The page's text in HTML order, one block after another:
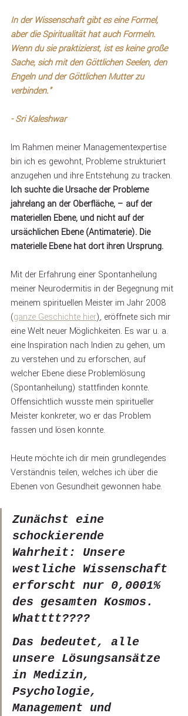
In der Wissenschaft gibt es eine Formel,
aber die Spiritualität hat auch Formeln.
Wenn du sie praktizierst, ist es keine große
Sache, sich mit den Göttlichen Seelen, den
Engeln und der Göttlichen Mutter zu
verbinden."
- Sri Kaleshwar
Im Rahmen meiner Managementexpertise
bin ich es gewohnt, Probleme strukturiert
anzugehen und ihre Entstehung zu tracken.
Ich suchte die Ursache der Probleme
jahrelang an der Oberfläche, – auf der
materiellen Ebene, und nicht auf der
ursächlichen Ebene (Antimaterie). Die
materielle Ebene hat dort ihren Ursprung.
Mit der Erfahrung einer Spontanheilung
meiner Neurodermitis in der Begegnung mit
meinem spirituellen Meister im Jahr 2008
(ganze Geschichte hier), eröffnete sich mir
eine Welt neuer Möglichkeiten. Es war u. a.
eine Inspiration nach Indien zu gehen, um
zu verstehen und zu erforschen, auf
welcher Ebene diese Problemlösung
(Spontanheilung) stattfinden konnte.
Offensichtlich wusste mein spiritueller
Meister konkreter, wo er das Problem
fassen und lösen konnte.
Heute möchte ich dir mein grundlegendes
Verständnis teilen, welches ich über die
Ebenen von Gesundheit gewonnen habe.
Zunächst eine
schockierende
Wahrheit: Unsere
westliche Wissenschaft
erforscht nur 0,0001%
des gesamten Kosmos.
Whatttt????
Das bedeutet, alle
unsere Lösungsansätze
in Medizin,
Psychologie,
Management und